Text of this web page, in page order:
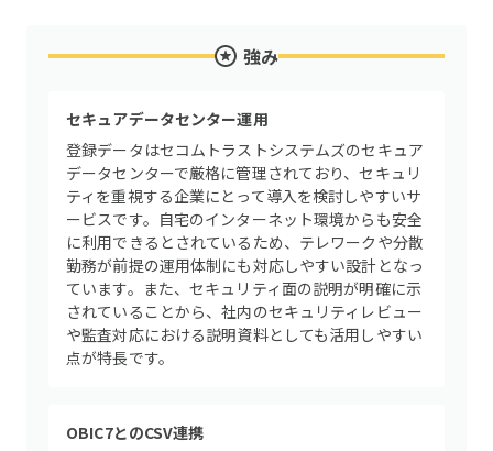
強み
セキュアデータセンター運用
登録データはセコムトラストシステムズのセキュア
データセンターで厳格に管理されており、セキュリ
ティを重視する企業にとって導入を検討しやすいサ
ービスです。自宅のインターネット環境からも安全
に利用できるとされているため、テレワークや分散
勤務が前提の運用体制にも対応しやすい設計となっ
ています。また、セキュリティ面の説明が明確に示
されていることから、社内のセキュリティレビュー
や監査対応における説明資料としても活用しやすい
点が特長です。
OBIC7とのCSV連携